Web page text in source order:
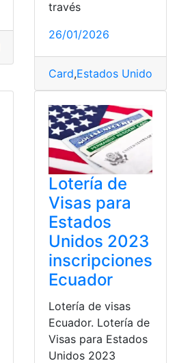
través
26/01/2026
Card,Estados Unidos
Lotería de
Visas para
Estados
Unidos 2023
inscripciones
Ecuador
Lotería de visas
Ecuador. Lotería de
Visas para Estados
Unidos 2023